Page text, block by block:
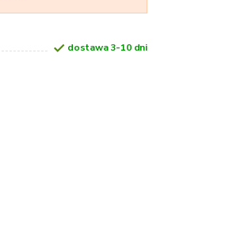
dostawa 3-10 dni